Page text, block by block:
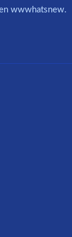
wwwhatsnew.